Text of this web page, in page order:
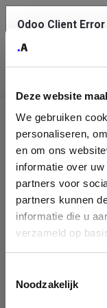
Deze website
We gebruiken
personaliseren,
en om ons
informatie over
partners voor
partners kunnen
informatie die u
verzameld op
Noodzakelijk
Company
Identification
Please fill in
You can search a
enterprise ID. When
form. If you don't find
Odoo Client Error
service.
See details
Ok